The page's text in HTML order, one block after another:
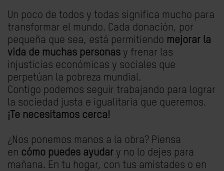
Un poco de todos y todas significa mucho para
transformar el mundo. Cada donación, por
pequeña que sea, está permitiendo mejorar la
vida de muchas personas y frenar las
injusticias económicas y sociales que
perpetúan la pobreza mundial.
Contigo podemos seguir trabajando para lograr
la sociedad justa e igualitaria que queremos.
¡Te necesitamos cerca!
¿Nos ponemos manos a la obra? Piensa
en cómo puedes ayudar y no lo dejes para
mañana. En tu hogar, con tus amistades o en